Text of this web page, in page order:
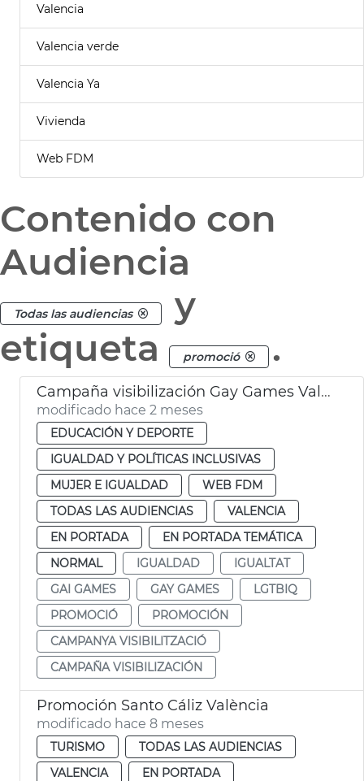
Valencia
Valencia verde
Valencia Ya
Vivienda
Web FDM
Contenido con
Audiencia
Todas las audiencias
y
etiqueta
promoció .
Campaña visibilización Gay Games València
modificado hace 2 meses
EDUCACIÓN Y DEPORTE
IGUALDAD Y POLÍTICAS INCLUSIVAS
MUJER E IGUALDAD
WEB FDM
TODAS LAS AUDIENCIAS
VALENCIA
EN PORTADA
EN PORTADA TEMÁTICA
NORMAL
IGUALDAD
IGUALTAT
GAI GAMES
GAY GAMES
LGTBIQ
PROMOCIÓ
PROMOCIÓN
CAMPANYA VISIBILITZACIÓ
CAMPAÑA VISIBILIZACIÓN
Promoción Santo Cáliz València
modificado hace 8 meses
TURISMO
TODAS LAS AUDIENCIAS
VALENCIA
EN PORTADA